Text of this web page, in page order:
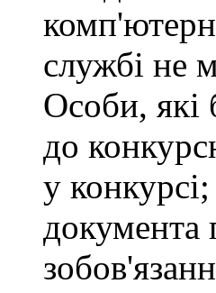
службі не
Особи, які
до
у
документа